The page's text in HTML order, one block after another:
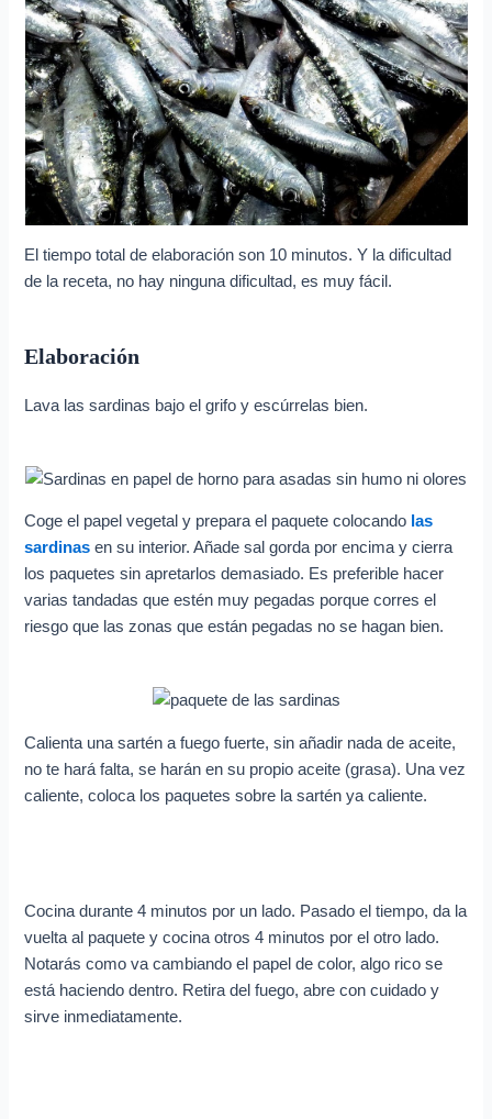
El tiempo total de elaboración son 10 minutos. Y la dificultad
de la receta, no hay ninguna dificultad, es muy fácil.
Elaboración
Lava las sardinas bajo el grifo y escúrrelas bien.
Coge el papel vegetal y prepara el paquete colocando las
sardinas en su interior. Añade sal gorda por encima y cierra
los paquetes sin apretarlos demasiado. Es preferible hacer
varias tandadas que estén muy pegadas porque corres el
riesgo que las zonas que están pegadas no se hagan bien.
Calienta una sartén a fuego fuerte, sin añadir nada de aceite,
no te hará falta, se harán en su propio aceite (grasa). Una vez
caliente, coloca los paquetes sobre la sartén ya caliente.
Cocina durante 4 minutos por un lado. Pasado el tiempo, da la
vuelta al paquete y cocina otros 4 minutos por el otro lado.
Notarás como va cambiando el papel de color, algo rico se
está haciendo dentro. Retira del fuego, abre con cuidado y
sirve inmediatamente.